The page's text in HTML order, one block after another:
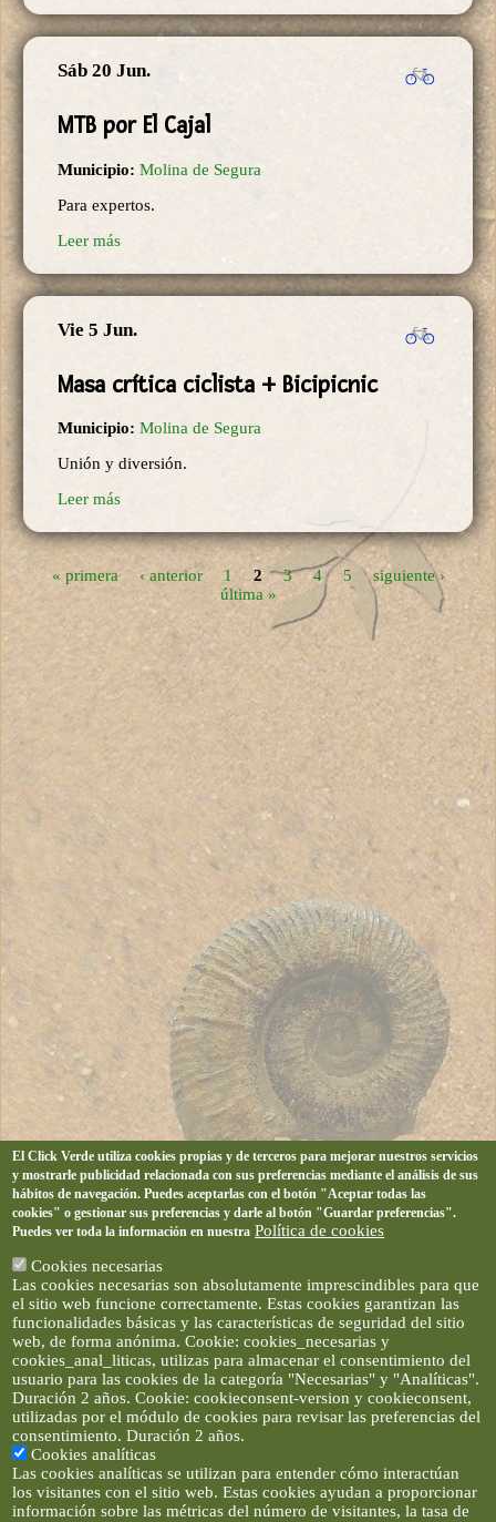
Sáb 20 Jun.
MTB por El Cajal
Municipio: Molina de Segura
Para expertos.
Leer más
Vie 5 Jun.
Masa crítica ciclista + Bicipicnic
Municipio: Molina de Segura
Unión y diversión.
Leer más
Páginas
« primera ‹ anterior 1 2 3 4 5
siguiente ›
última »
El Click Verde utiliza cookies propias y de terceros para mejorar nuestros servicios
y mostrarle publicidad relacionada con sus preferencias mediante el análisis de sus
hábitos de navegación. Puedes aceptarlas con el botón "Aceptar todas las
cookies" o gestionar sus preferencias y darle al botón "Guardar preferencias".
Puedes ver toda la información en nuestra Política de cookies
Cookies necesarias
Las cookies necesarias son absolutamente imprescindibles para que
el sitio web funcione correctamente. Estas cookies garantizan las
funcionalidades básicas y las características de seguridad del sitio
web, de forma anónima. Cookie: cookies_necesarias y
cookies_anal_liticas, utilizas para almacenar el consentimiento del
usuario para las cookies de la categoría "Necesarias" y "Analíticas".
Duración 2 años. Cookie: cookieconsent-version y cookieconsent,
utilizadas por el módulo de cookies para revisar las preferencias del
consentimiento. Duración 2 años.
Cookies analíticas
Las cookies analíticas se utilizan para entender cómo interactúan
los visitantes con el sitio web. Estas cookies ayudan a proporcionar
información sobre las métricas del número de visitantes, la tasa de